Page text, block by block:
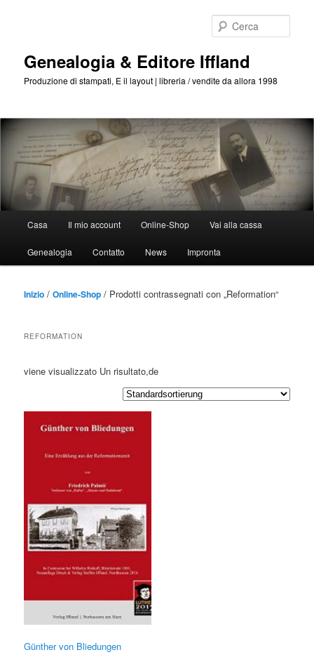
Genealogia & Editore Iffland
Produzione di stampati, E il layout | libreria / vendite da allora 1998
Casa Il mio account Online-Shop Vai alla cassa
Genealogia Contatto News Impronta
Inizio /Online-Shop / Prodotti contrassegnati con „Reformation“
REFORMATION
viene visualizzato Un risultato,de
Günther von Bliedungen